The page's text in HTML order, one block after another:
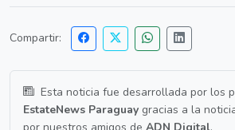
Compartir:
Esta noticia fue desarrollada por los
EstateNews Paraguay gracias a la